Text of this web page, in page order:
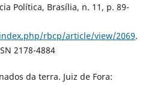
Política, Brasília, n. 11, p. 89-
rbcp/article/view/2069.
2178-4884
da terra. Juiz de Fora: